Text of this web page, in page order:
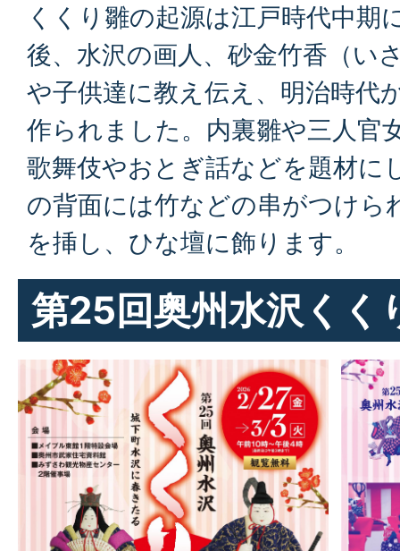
くくり雛の起源は江戸時代中期
後、水沢の画人、砂金竹香（い
や子供達に教え伝え、明治時代
作られました。内裏雛や三人官
歌舞伎やおとぎ話などを題材に
の背面には竹などの串がつけら
を挿し、ひな壇に飾ります。
第25回奥州水沢くく